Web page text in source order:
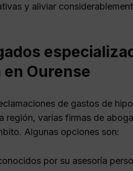
y aliviar
Ourense
de gastos de
región, varias firmas de
Algunas opciones son:
por su asesoría